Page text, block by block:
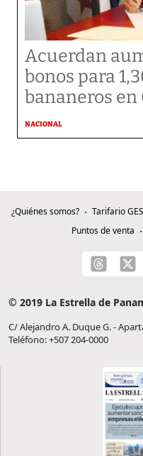
Acuerdan
bonos para
bananeros
NACIONAL
¿Quiénes somos? Tarifario
Puntos de venta
© 2019 La Estrella de
C/ Alejandro A. Duque G. -
Teléfono: +507 204-0000